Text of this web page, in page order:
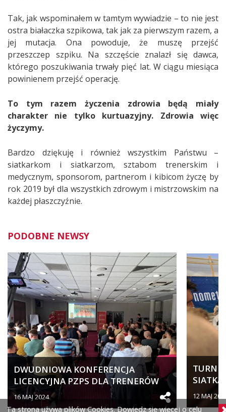
Ta strona używa plików Cookies. Dowiedz się więcej o celu
Tak, jak wspominałem w tamtym wywiadzie – to nie jest
ostra białaczka szpikowa, tak jak za pierwszym razem, a
jej mutacja. Ona powoduje, że muszę przejść
przeszczep szpiku. Na szczęście znalazł się dawca,
którego poszukiwania trwały pięć lat. W ciągu miesiąca
powinienem przejść operację.
To tym razem życzenia zdrowia będą miały
charakter nie tylko kurtuazyjny. Zdrowia więc
życzymy.
Bardzo dziękuję i również wszystkim Państwu –
siatkarkom i siatkarzom, sztabom trenerskim i
medycznym, sponsorom, partnerom i kibicom życzę by
rok 2019 był dla wszystkich zdrowym i mistrzowskim na
każdej płaszczyźnie.
PODOBNE NEWSY
DWUDNIOWA KONFERENCJA
LICENCYJNA PZPS DLA TRENERÓW
SZCZEBLA...
16 MAJ 2024 12 MAJ